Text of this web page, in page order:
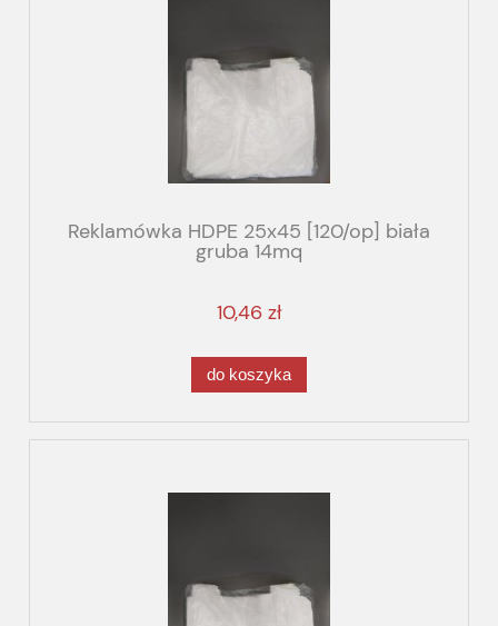
Reklamówka HDPE 25x45 [120/op] biała
gruba 14mq
10,46 zł
do koszyka